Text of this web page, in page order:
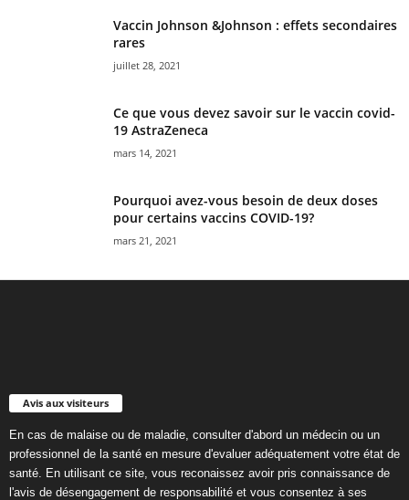
Vaccin Johnson &Johnson : effets secondaires
rares
juillet 28, 2021
Ce que vous devez savoir sur le vaccin covid-
19 AstraZeneca
mars 14, 2021
Pourquoi avez-vous besoin de deux doses
pour certains vaccins COVID-19?
mars 21, 2021
Avis aux visiteurs
En cas de malaise ou de maladie, consulter d'abord un médecin ou un
professionnel de la santé en mesure d'evaluer adéquatement votre état de
santé. En utilisant ce site, vous reconaissez avoir pris connaissance de
l'avis de désengagement de responsabilité et vous consentez à ses